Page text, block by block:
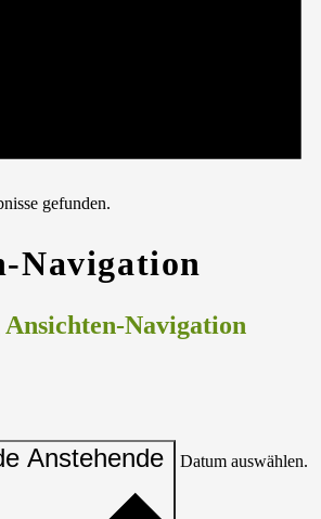
gefunden.
Navigation
Navigation
Anstehende Datum auswählen.